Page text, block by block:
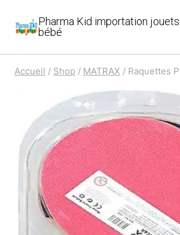
Pharma Kid importation
bébé
Accueil / Shop / MATRAX / Raquettes